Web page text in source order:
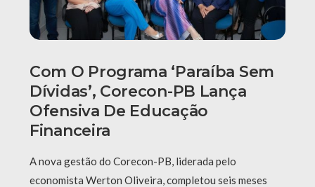
Com O Programa ‘Paraíba Sem
Dívidas’, Corecon-PB Lança
Ofensiva De Educação
Financeira
A nova gestão do Corecon-PB, liderada pelo
economista Werton Oliveira, completou seis meses